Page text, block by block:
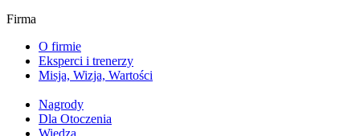
Firma
O firmie
Eksperci i trenerzy
Misja, Wizja, Wartości
Nagrody
Dla Otoczenia